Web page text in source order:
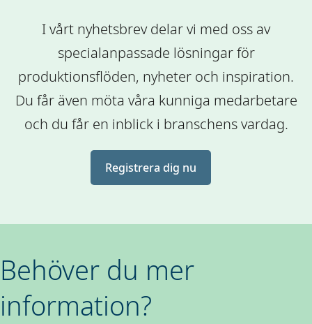
I vårt nyhetsbrev delar vi med oss av
specialanpassade lösningar för
produktionsflöden, nyheter och inspiration.
Du får även möta våra kunniga medarbetare
och du får en inblick i branschens vardag.
Registrera dig nu
Behöver du mer
information?